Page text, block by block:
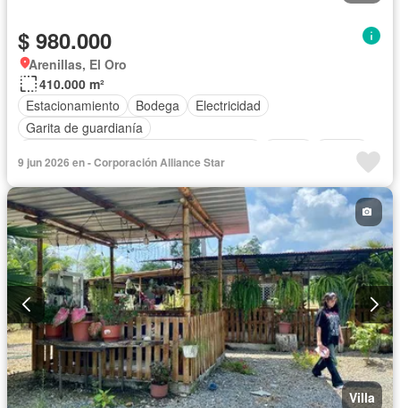
$ 980.000
Arenillas, El Oro
410.000 m²
Estacionamiento
Bodega
Electricidad
Garita de guardianía
Parrilla
Seguridad
9 jun 2026 en - Corporación Alliance Star
Villa